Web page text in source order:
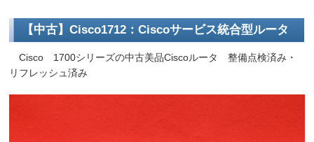
【中古】Cisco1712：Ciscoサービス統合型ルータ
Cisco 1700シリーズの中古美品Ciscoルータ 整備点検済み・
リフレッシュ済み